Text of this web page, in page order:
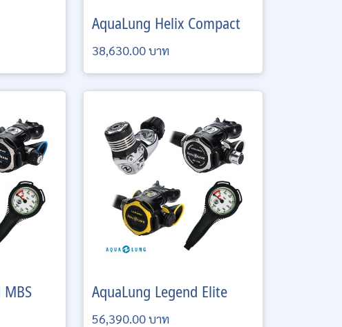
AquaLung Helix Compact
38,630.00 บาท
AquaLung Legend Elite
56,390.00 บาท